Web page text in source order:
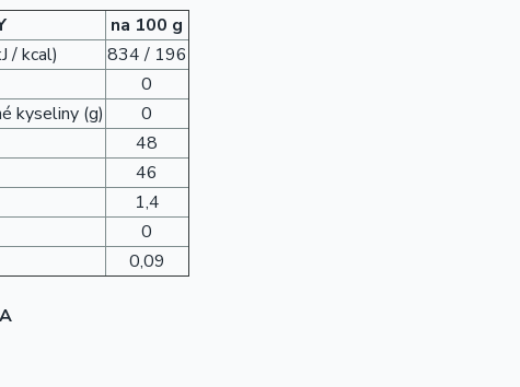
na 100 g
/ kcal)
834 / 196
0
kyseliny (g)
0
48
46
1,4
0
0,09